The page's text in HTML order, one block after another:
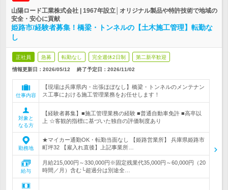
山陽ロード工業株式会社 | 1967年設立│オリジナル製品や特許技術で地域の
安全・安心に貢献
姫路市/経験者募集！橋梁・トンネルの【土木施工管理】転勤な
し
正社員 急募 転勤なし 完全週休2日制 第二新卒歓迎
情報更新日：2026/05/12 終了予定日： 2026/11/02
仕事内容
【現場は兵庫県内・出張ほぼなし】橋梁・トンネルのメンテナン
ス工事における施工管理業務をお任せします！
対象と
なる方
【経験者募集】■施工管理業務の経験 ■普通自動車免許 ■高卒以
上 ☆客観的指標に基づいた独自の評価制度あり
勤務地
★マイカー通勤OK・転勤当面なし 【姫路営業所】 兵庫県姫路市
町坪32 【雇入れ直後】上記事業所…
給与
月給215,000円～330,000円※固定残業代35,000円～60,000円（20
時間／月）含む└超過分は別途全…